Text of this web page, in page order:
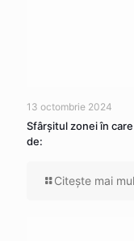
13 octombrie 2024
Sfârșitul zonei în
de:
Citeşte mai